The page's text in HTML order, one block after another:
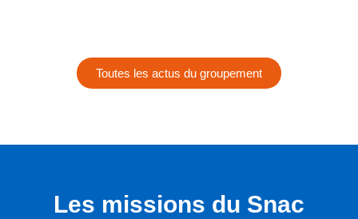
Toutes les actus du groupement
Les missions du Snac